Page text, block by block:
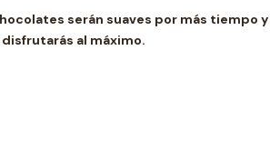
serán suaves por más tiempo y
disfrutarás al máximo.